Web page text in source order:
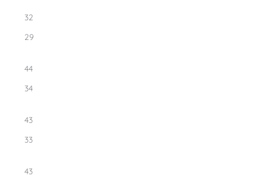
32
29
44
34
43
33
43